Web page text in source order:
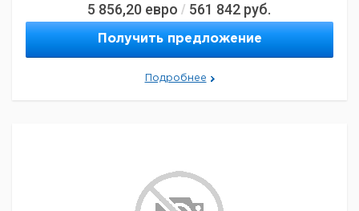
5 856,20 евро / 561 842 руб.
Получить предложение
Подробнее